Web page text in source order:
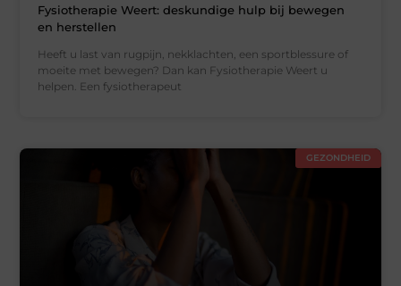
Fysiotherapie Weert: deskundige hulp bij bewegen
en herstellen
Heeft u last van rugpijn, nekklachten, een sportblessure of
moeite met bewegen? Dan kan Fysiotherapie Weert u
helpen. Een fysiotherapeut
GEZONDHEID